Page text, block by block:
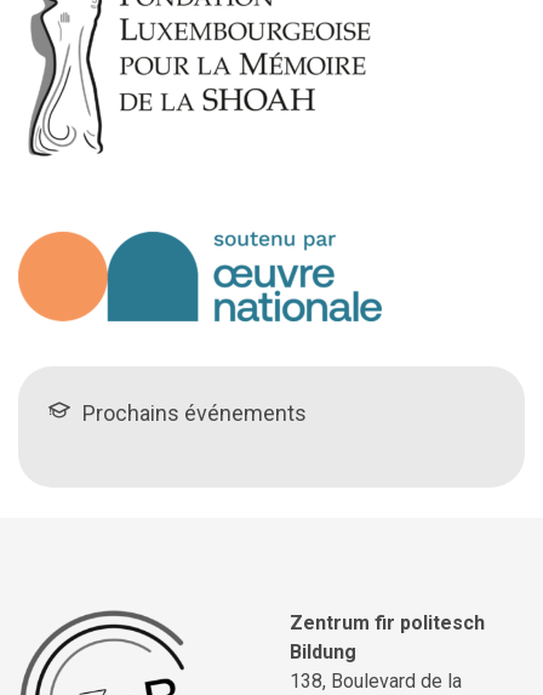
Prochains événements
Zentrum fir politesch
Bildung
138, Boulevard de la